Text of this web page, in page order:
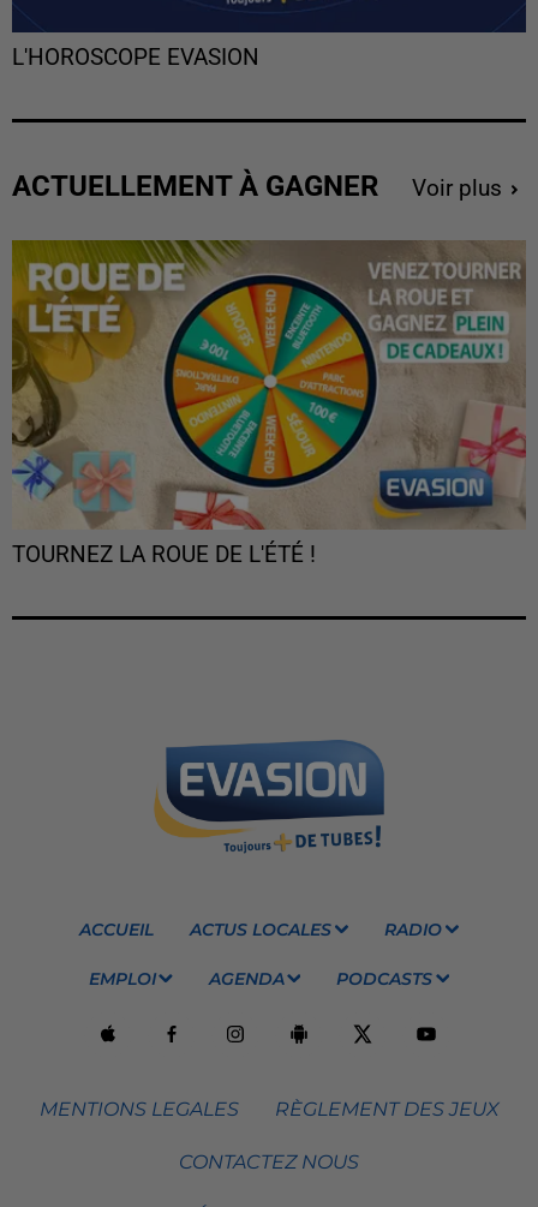
L'HOROSCOPE EVASION
ACTUELLEMENT À GAGNER Voir plus
TOURNEZ LA ROUE DE L'ÉTÉ !
ACCUEIL ACTUS LOCALES RADIO
EMPLOI AGENDA PODCASTS
MENTIONS LEGALES RÈGLEMENT DES JEUX
CONTACTEZ NOUS